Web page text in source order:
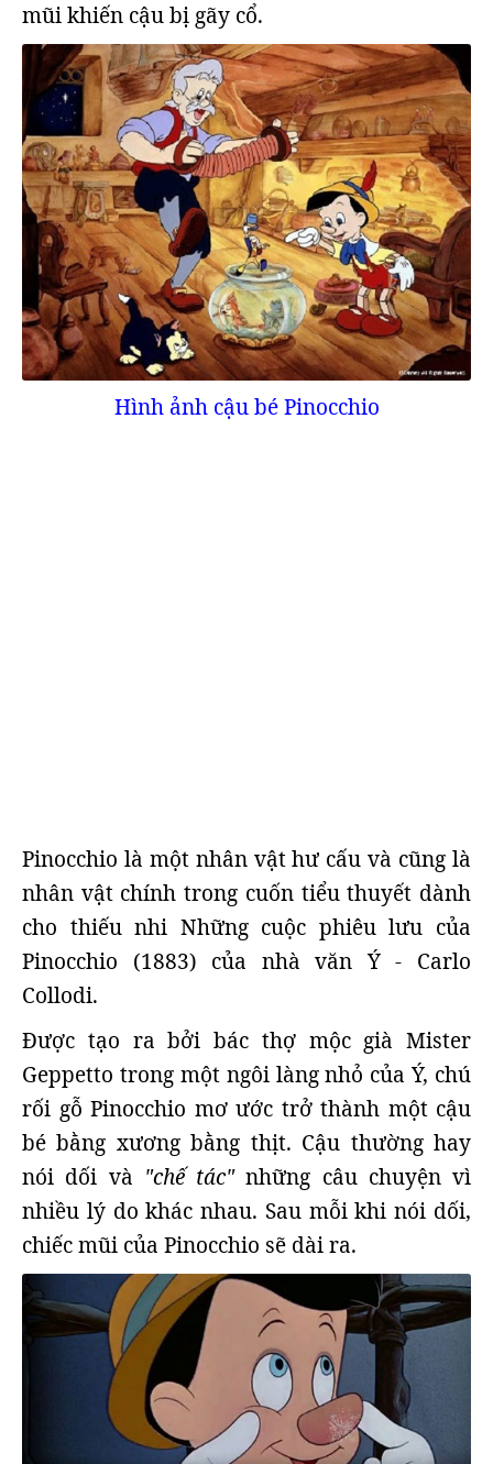
mũi khiến cậu bị gãy cổ.
Hình ảnh cậu bé Pinocchio
Pinocchio là một nhân vật hư cấu và cũng là
nhân vật chính trong cuốn tiểu thuyết dành
cho thiếu nhi Những cuộc phiêu lưu của
Pinocchio (1883) của nhà văn Ý - Carlo
Collodi.
Được tạo ra bởi bác thợ mộc già Mister
Geppetto trong một ngôi làng nhỏ của Ý, chú
rối gỗ Pinocchio mơ ước trở thành một cậu
bé bằng xương bằng thịt. Cậu thường hay
nói dối và "chế tác"những câu chuyện vì
nhiều lý do khác nhau. Sau mỗi khi nói dối,
chiếc mũi của Pinocchio sẽ dài ra.